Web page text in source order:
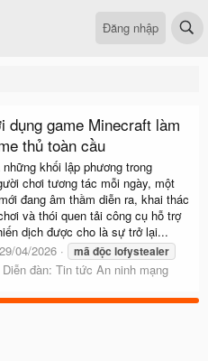
Đăng nhập
dụng game Minecraft làm
thủ toàn cầu
khối lập phương trong
chơi tương tác mỗi ngày, một
đang âm thầm diễn ra, khai thác
và thói quen tải công cụ hỗ trợ
dịch được cho là sự trở lại...
29/04/2026 mã độc lofystealer
Diễn đàn: Tin tức An ninh mạng